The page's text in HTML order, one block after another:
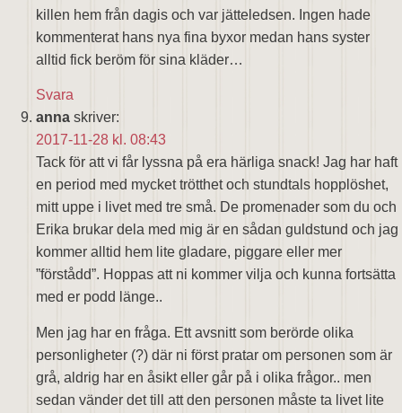
killen hem från dagis och var jätteledsen. Ingen hade
kommenterat hans nya fina byxor medan hans syster
alltid fick beröm för sina kläder…
Svara
anna skriver:
2017-11-28 kl. 08:43
Tack för att vi får lyssna på era härliga snack! Jag har haft
en period med mycket trötthet och stundtals hopplöshet,
mitt uppe i livet med tre små. De promenader som du och
Erika brukar dela med mig är en sådan guldstund och jag
kommer alltid hem lite gladare, piggare eller mer
”förstådd”. Hoppas att ni kommer vilja och kunna fortsätta
med er podd länge..
Men jag har en fråga. Ett avsnitt som berörde olika
personligheter (?) där ni först pratar om personen som är
grå, aldrig har en åsikt eller går på i olika frågor.. men
sedan vänder det till att den personen måste ta livet lite